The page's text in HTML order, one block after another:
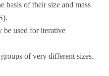
basis of their size and mass
be used for iterative
of very different sizes.